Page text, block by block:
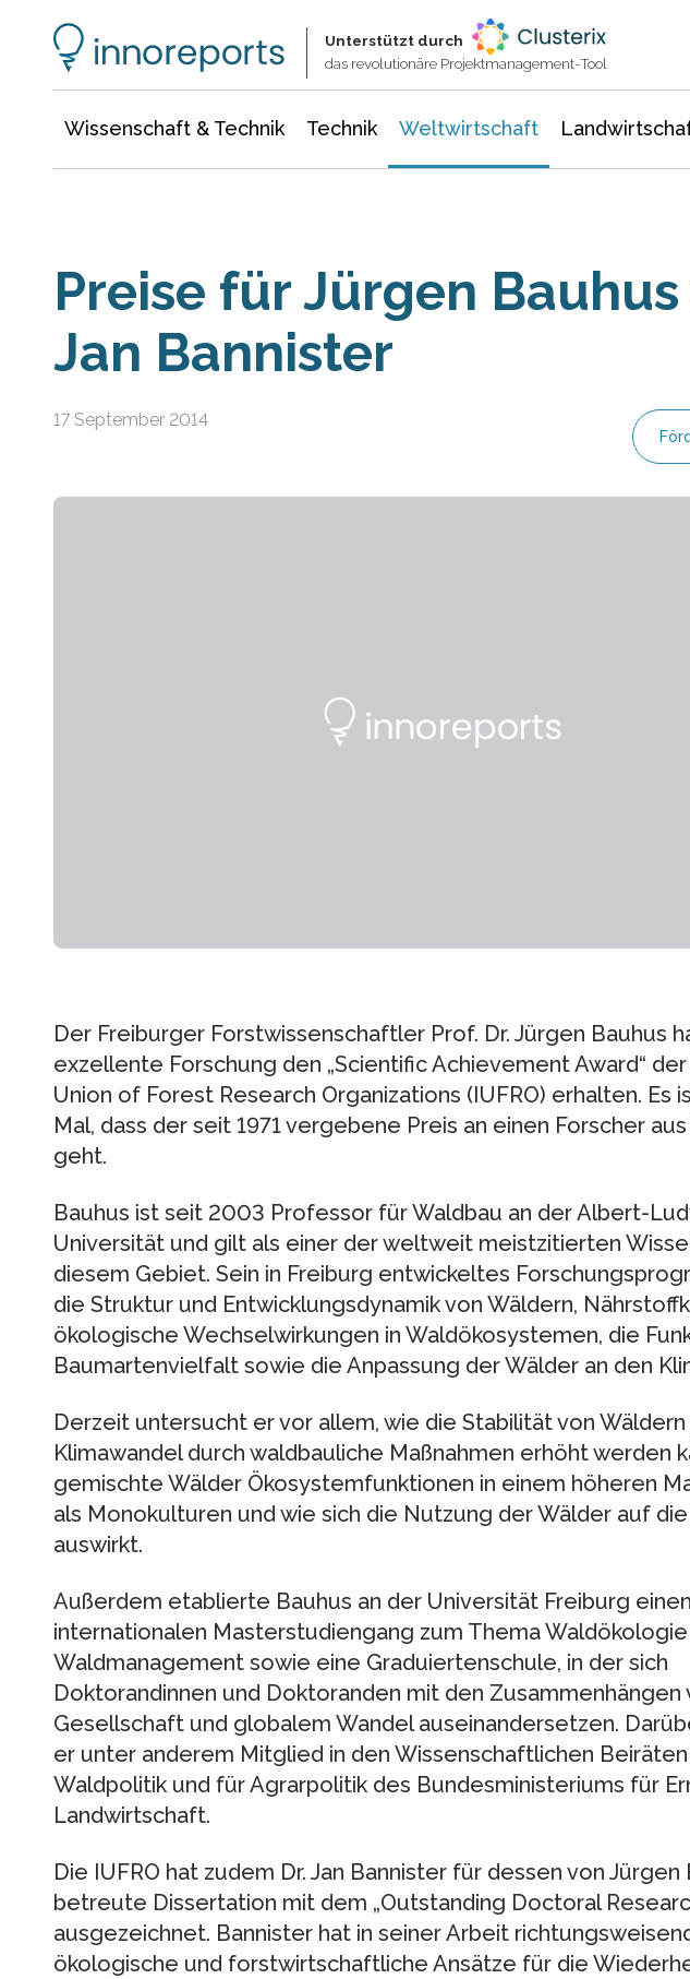
Unterstützt durch
das revolutionäre Projektmanagement-Tool
Wissenschaft & Technik Technik Weltwirtschaft
Preise für Jürgen
Jan Bannister
17 September 2014
Der Freiburger Forstwissenschaftler Prof. Dr. Jürgen Bauhus
exzellente Forschung den „Scientific Achievement Award“
Union of Forest Research Organizations (IUFRO) erhalten. Es
Mal, dass der seit 1971 vergebene Preis an einen Forscher
geht.
Bauhus ist seit 2003 Professor für Waldbau an der Albert-
Universität und gilt als einer der weltweit meistzitierten
diesem Gebiet. Sein in Freiburg entwickeltes
die Struktur und Entwicklungsdynamik von Wäldern,
ökologische Wechselwirkungen in Waldökosystemen, die
Baumartenvielfalt sowie die Anpassung der Wälder an den
Derzeit untersucht er vor allem, wie die Stabilität von
Klimawandel durch waldbauliche Maßnahmen erhöht werden
gemischte Wälder Ökosystemfunktionen in einem höheren
als Monokulturen und wie sich die Nutzung der Wälder auf
auswirkt.
Außerdem etablierte Bauhus an der Universität Freiburg einen
internationalen Masterstudiengang zum Thema
Waldmanagement sowie eine Graduiertenschule, in der sich
Doktorandinnen und Doktoranden mit den Zusammenhängen
Gesellschaft und globalem Wandel auseinandersetzen.
er unter anderem Mitglied in den Wissenschaftlichen
Waldpolitik und für Agrarpolitik des Bundesministeriums für
Landwirtschaft.
Die IUFRO hat zudem Dr. Jan Bannister für dessen von Jürgen
betreute Dissertation mit dem „Outstanding Doctoral
ausgezeichnet. Bannister hat in seiner Arbeit
ökologische und forstwirtschaftliche Ansätze für die